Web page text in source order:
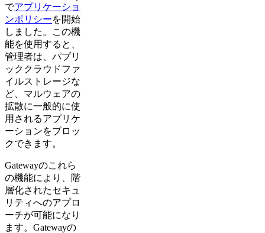
でアプリケーショ
ンポリシーを開始
しました。この機
能を使用すると、
管理者は、パブリ
ッククラウドファ
イルストレージな
ど、マルウェアの
拡散に一般的に使
用されるアプリケ
ーションをブロッ
クできます。
Gatewayのこれら
の機能により、階
層化されたセキュ
リティへのアプロ
ーチが可能になり
ます。Gatewayの